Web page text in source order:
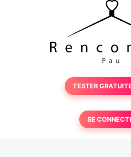
TESTER
SE